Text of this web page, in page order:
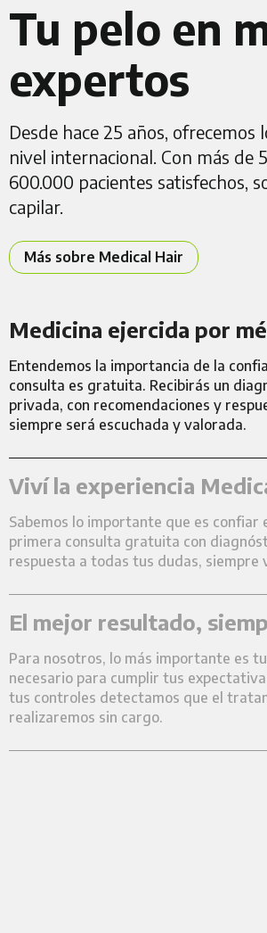
Tu pelo en
expertos
Desde hace 25 años,
nivel internacional. Con más de
600.000 pacientes satisfechos,
capilar.
Más sobre Medical Hair
Medicina ejercida por
Entendemos la importancia de la
consulta es gratuita. Recibirás un
privada, con recomendaciones y
siempre será escuchada y valorada.
Viví la experiencia
Sabemos lo importante que es confiar
primera consulta gratuita con
respuesta a todas tus dudas, siempre
El mejor resultado,
Para nosotros, lo más importante es
necesario para cumplir tus
tus controles detectamos que el
realizaremos sin cargo.